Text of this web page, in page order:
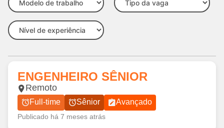
ENGENHEIRO SÊNIOR
Remoto
Full-time Sênior Avançado
Publicado há 7 meses atrás